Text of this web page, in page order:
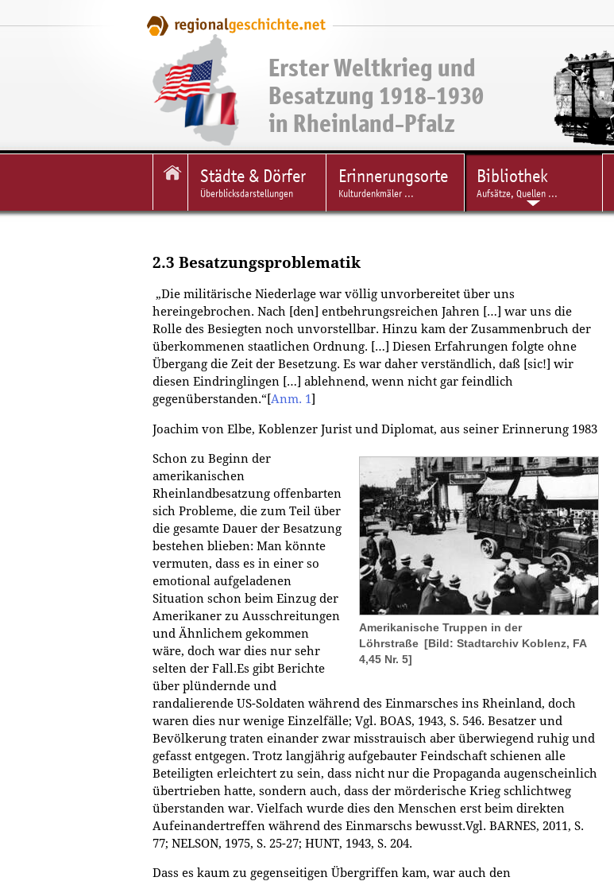
Erster Weltkrieg und
Besatzung 1918-1930
in Rheinland-Pfalz
Städte & Dörfer
Überblicksdarstellungen
Erinnerungsorte
Kulturdenkmäler ...
Bibliothek
Aufsätze, Quellen ...
2.3 Besatzungsproblematik
„Die militärische Niederlage war völlig unvorbereitet über uns
hereingebrochen. Nach [den] entbehrungsreichen Jahren […] war uns die
Rolle des Besiegten noch unvorstellbar. Hinzu kam der Zusammenbruch der
überkommenen staatlichen Ordnung. […] Diesen Erfahrungen folgte ohne
Übergang die Zeit der Besetzung. Es war daher verständlich, daß [sic!] wir
diesen Eindringlingen […] ablehnend, wenn nicht gar feindlich
gegenüberstanden.“ Anm. 1
Joachim von Elbe, Koblenzer Jurist und Diplomat, aus seiner Erinnerung 1983
Amerikanische Truppen in der
Löhrstraße [Bild: Stadtarchiv Koblenz, FA
4,45 Nr. 5]
Schon zu Beginn der
amerikanischen
Rheinlandbesatzung offenbarten
sich Probleme, die zum Teil über
die gesamte Dauer der Besatzung
bestehen blieben: Man könnte
vermuten, dass es in einer so
emotional aufgeladenen
Situation schon beim Einzug der
Amerikaner zu Ausschreitungen
und Ähnlichem gekommen
wäre, doch war dies nur sehr
selten der Fall.Es gibt Berichte
über plündernde und
randalierende US-Soldaten während des Einmarsches ins Rheinland, doch
waren dies nur wenige Einzelfälle; Vgl. BOAS, 1943, S. 546. Besatzer und
Bevölkerung traten einander zwar misstrauisch aber überwiegend ruhig und
gefasst entgegen. Trotz langjährig aufgebauter Feindschaft schienen alle
Beteiligten erleichtert zu sein, dass nicht nur die Propaganda augenscheinlich
übertrieben hatte, sondern auch, dass der mörderische Krieg schlichtweg
überstanden war. Vielfach wurde dies den Menschen erst beim direkten
Aufeinandertreffen während des Einmarschs bewusst.Vgl. BARNES, 2011, S.
77; NELSON, 1975, S. 25-27; HUNT, 1943, S. 204.
Dass es kaum zu gegenseitigen Übergriffen kam, war auch den